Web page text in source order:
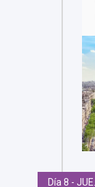
Día 8 - JUE.